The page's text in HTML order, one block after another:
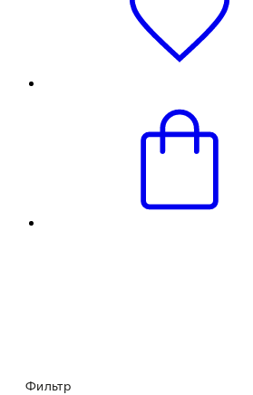
Фильтр